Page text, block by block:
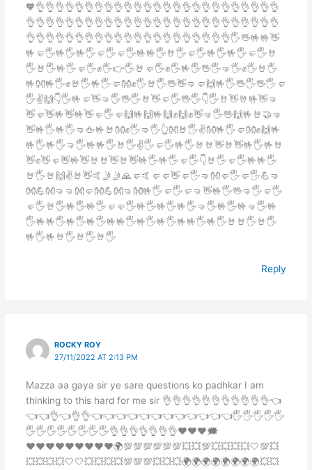
🧡👌👌👌👌👌👌👌👌👌👌👌👌👌👌👌👌👌👌👌👌👌👌👌👌👌
👌👌👌👌👌👌👌👌👌👌👌👌👌👌👌👌👌👌👌👌👌👌👌👌👌👌
👌👌👌👌👌👌👌👌👌👌👌👌👌👌👌👌👌👌👌👌👌🖐️🖖🤟🤟👋
🤟🤛🖐️🤟🖐️🤟🖐️🤛🖐️🤛🖐️🤟🤟🖐️🤘🖐️🤛🖐️🤟🖐️🤟🖐️🤛🖐️🤘
🖐️🤘🖐️🤟🖐️🤛🖐️✊🖐️👉🖐️🤘🤛🖐️✊🖐️🤟🖐️🖖🖐️🤜🖐️✊🖐️🤘🖐️
🤟👐🤟🖐️✊🤘🖐️🤟🖐️🤛👐✊🖐️🤘🖐️🖖👋🤜🤛🙌🤟🖐️🖖🖐️🖖🖐️🤛
🖐️✌️🙌👇🖐️🤟🤛👋🤜🖐️🖖🖐️🤘👋🤛🖐️🖖🖐️👇🖐️🤘👋🤘🤟👋🤜
👋🤛👋🤟👋🤟👋🤛🖐️🤛🙌🤟🙌🤟🙌✊🙌✊👋🤜🖐️🖖🙌🤟🤘🤝🤜
👋🤟🖐️🤟🖐️🤜🖕🤟🤘👐✊🖐️🤜🖐️👆👐🤘🖐️✌️👐🤟🖐️🤛👐✊🙌🤟
🤟🖐️🤟🖐️🤜🖐️🤟🤟🖐️🤘🖐️✌️🖐️🤛🖐️🤟🖐️🤘🤘👋🤘👋🤟🖐️🤟🤘
👋✊👋🤛👋🤟👋🤘🤘👋🤘👋🤟🖐️🤟🖐️🤛🖐️👇🤘🖐️🤛🖐️🤟🤟🖐️
🤘🖐️🤘🙌✌️🤘👋🤙🤳🤳🙏🤛🤙🤛🤛👋🤛🖐️🤜👐🤛🖐️🤛🖐️💪🤜
👐💪👐🤜🤜👐🤛👐💪👐🤜👐🤟🖐️🤛🖐️🤛🤜👋🤟🖐️🖖🤜🖐️🤛🖐️
🤛🖐️🤘🖐️🤟🖐️🤟🖐️🤛🤛🖐️🤟🖐️🤟🖐️🤟🖐️🤜🖐️🤟🖐️🤟🤜🖐️🤟
🖐️🤟🤟🖐️🤟🖐️🤟🖐️🤟🤟🖐️🤟🖐️🤟🖐️🤟🤟🖐️🤟🖐️🤘🤘🖐️🤘🖐️
🤟🖐️🤟🤘🖐️🤘🖐️🤘🖐️
Reply
ROCKY ROY
27/11/2022 AT 2:13 PM
Mazza aa gaya sir ye sare questions ko padhkar I am
thinking to this hard for me sir 👌👌👌👌👌👌👌👌👌👌👌👈
👈👈👌👈👌👌👈👈👈👈👈👈👈👈👈👈👈👈🖐🖐🖐🖐🖐
🖐🖐🖐🖐🖐🖐🖐🖐👌👌👌👌👌👌👌♥️♥️♥️🗯
♥️♥️♥️♥️♥️♥️♥️♥️♥️🌍💯💯💯💯💯💯💥💥💯💥💥💥💥🤍💯💥
💥💥💥💥🤍🤍💥💥💥💥💯💯💯💥💥💥🌍🌍🌍🌍🌍🌍🌍🌍💥💥